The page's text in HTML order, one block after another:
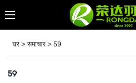
घर> समाचार> 59
59